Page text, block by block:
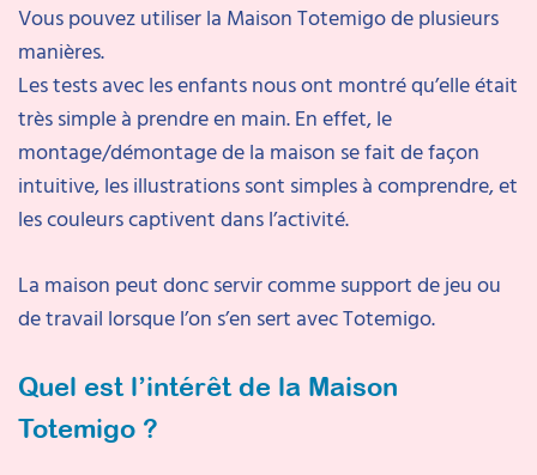
Vous pouvez utiliser la Maison Totemigo de plusieurs
manières.
Les tests avec les enfants nous ont montré qu’elle était
très simple à prendre en main. En effet, le
montage/démontage de la maison se fait de façon
intuitive, les illustrations sont simples à comprendre, et
les couleurs captivent dans l’activité.
La maison peut donc servir comme support de jeu ou
de travail lorsque l’on s’en sert avec Totemigo.
Quel est l’intérêt de la Maison
Totemigo ?